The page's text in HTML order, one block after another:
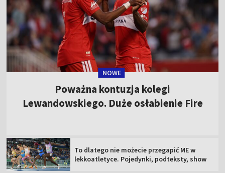
NOWE
Poważna kontuzja kolegi
Lewandowskiego. Duże osłabienie Fire
To dlatego nie możecie przegapić ME w
lekkoatletyce. Pojedynki, podteksty, show